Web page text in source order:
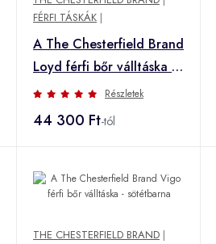
FÉRFI TÁSKÁK |
A The Chesterfield Brand
Loyd férfi bőr válltáska -
konyak
Részletek
44 300 Ft-tól
THE CHESTERFIELD BRAND |